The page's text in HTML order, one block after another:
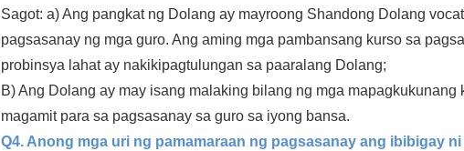
Sagot: a) Ang pangkat ng Dolang ay mayroong Shandong Dolang
pagsasanay ng mga guro. Ang aming mga pambansang kurso sa
probinsya lahat ay nakikipagtulungan sa paaralang Dolang;
B) Ang Dolang ay may isang malaking bilang ng mga
magamit para sa pagsasanay sa guro sa iyong bansa.
Q4. Anong mga uri ng pamamaraan ng pagsasanay ang ibibigay